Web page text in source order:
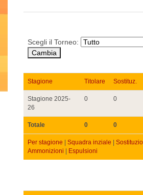
Scegli il Torneo:
Stagione Titolare Sostituz.
Stagione 2025-
26
0 0
Totale 0 0
Per stagione Squadra inziale
Ammonizioni
Espulsioni